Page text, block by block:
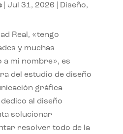
| Jul 31, 2026 Diseño,
Real, «tengo
y muchas
a mi nombre», es
del estudio de diseño
gráfica
al diseño
solucionar
resolver todo de la